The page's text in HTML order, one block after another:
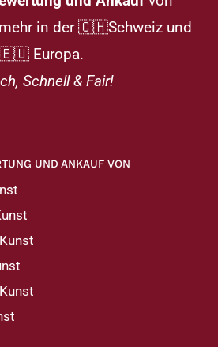
in der 🇨🇭Schweiz und
🇪🇺 Europa.
Schnell & Fair!
UND ANKAUF VON